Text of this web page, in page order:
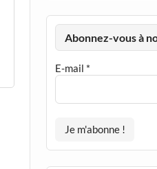
Abonnez-vous à
E-mail *